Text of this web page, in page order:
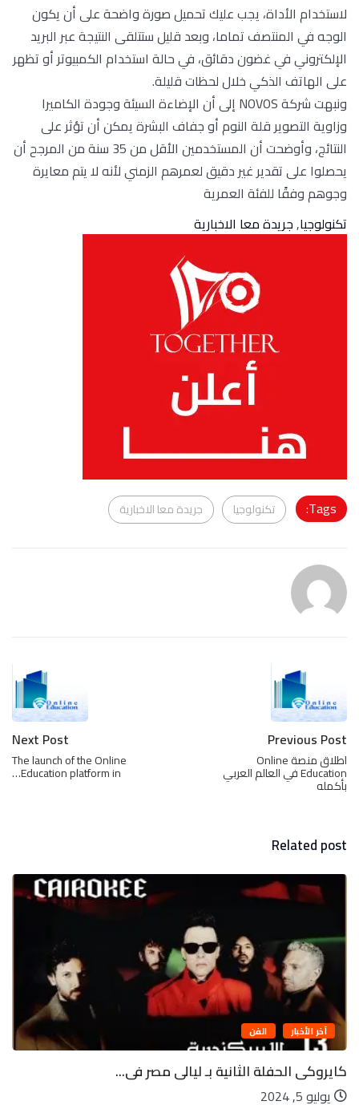
لاستخدام الأداة، يجب عليك تحميل صورة واضحة على أن يكون
الوجه في المنتصف تماما، وبعد قليل ستتلقى النتيجة عبر البريد
الإلكتروني في غضون دقائق، في حالة استخدام الكمبيوتر أو تظهر
على الهاتف الذكي خلال لحظات قليلة.
ونبهت شركة NOVOS إلى أن الإضاءة السيئة وجودة الكاميرا
وزاوية التصوير قلة النوم أو جفاف البشرة يمكن أن تؤثر على
النتائج، وأوضحت أن المستخدمين الأقل من 35 سنة من المرجح أن
يحصلوا على تقدير غير دقيق لعمرهم الزمني لأنه لا يتم معايرة
وجوهم وفقًا للفئة العمرية
تكنولوجيا,جريدة معا الاخبارية
Tags: تكنولوجيا جريدة معا الاخبارية
Previous Post
اطلاق منصة Online
Education في العالم العربي
بأكمله
Next Post
The launch of the Online
Education platform in…
Related post
آخر الأخبار الفن
كايروكى الحفلة الثانية بـ ليالى مصر فى...
يوليو 5, 2024